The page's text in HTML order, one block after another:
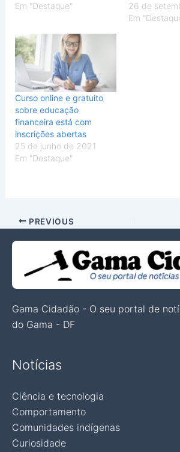
Em "Destaque"
26 de
Em
Curso online e gratuito
sobre educação
financeira está com
inscrições abertas
25 de junho de 2021
Em "Destaque"
PREVIOUS
Gama Cidadão - O seu portal de
do Gama - DF
Notícias
Ciência e tecnologia
Comportamento
Comunidades indígenas
Curiosidade